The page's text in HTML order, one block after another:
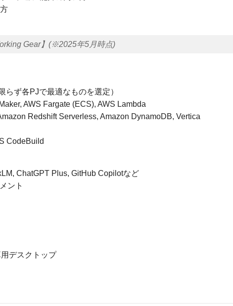
Gear】(※2025年5月時点)
ず各PJで最適なものを選定）
AWS Fargate (ECS), AWS Lambda
Redshift Serverless, Amazon DynamoDB, Vertica
CodeBuild
ChatGPT Plus, GitHub Copilotなど
ント
デスクトップ